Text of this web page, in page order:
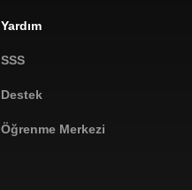
Yardım
SSS
Destek
Öğrenme Merkezi